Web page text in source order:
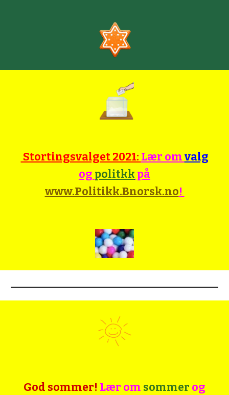
Stortingsvalget 2021: Lær omvalg
og politkk på
www.Politikk.Bnorsk.no!
God sommer! Lær om sommer og